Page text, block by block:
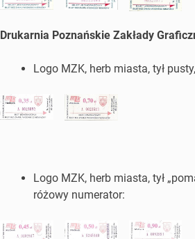
Drukarnia Poznańskie Zakłady
Logo MZK, herb miasta, tył
Logo MZK, herb miasta, tył
różowy numerator: